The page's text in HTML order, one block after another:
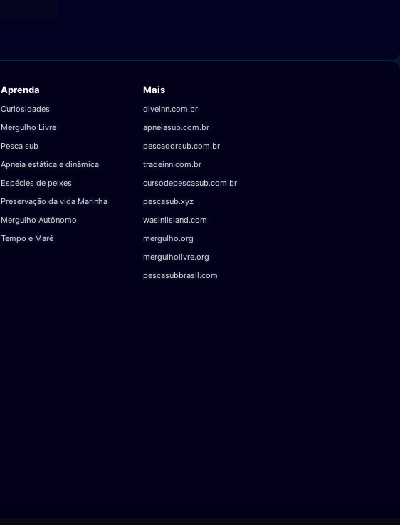
Aprenda
Curiosidades
Mergulho Livre
Pesca sub
Apneia estática e dinâmica
Espécies de peixes
Preservação da vida Marinha
Mergulho Autônomo
Tempo e Maré
Mais
diveinn.com.br
apneiasub.com.br
pescadorsub.com.br
tradeinn.com.br
cursodepescasub.com.br
pescasub.xyz
wasiniisland.com
mergulho.org
mergulholivre.org
pescasubbrasil.com